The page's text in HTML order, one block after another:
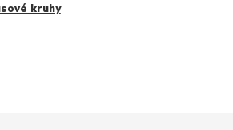
kruhy